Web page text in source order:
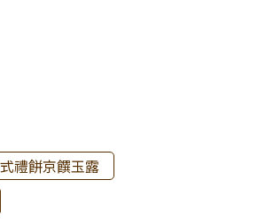
禮餅京饌玉露